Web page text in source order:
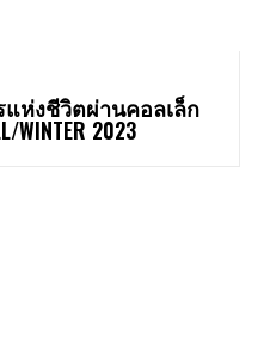
แห่งชีวิตผ่านคอลเล็ก
WINTER 2023